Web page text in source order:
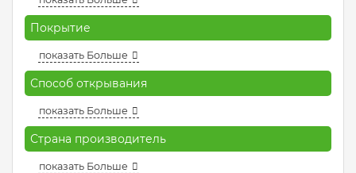
Покрытие
показать Больше
Способ открывания
показать Больше
Страна производитель
показать Больше